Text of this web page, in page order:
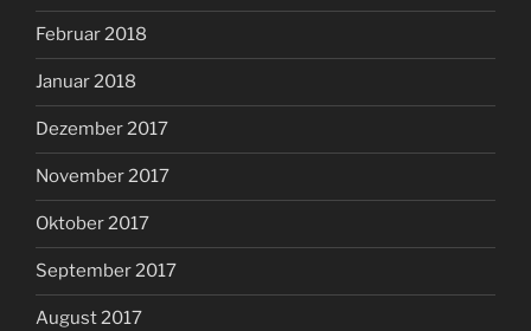
Februar 2018
Januar 2018
Dezember 2017
November 2017
Oktober 2017
September 2017
August 2017